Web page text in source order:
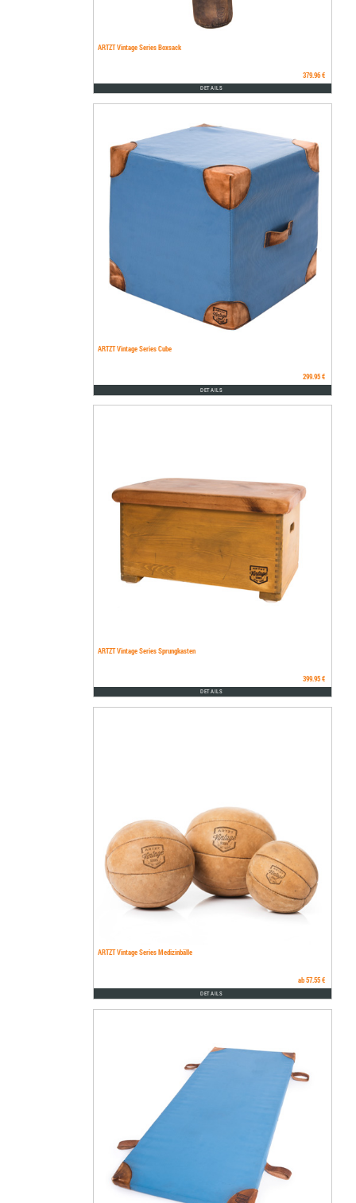
ARTZT Vintage Series Boxsack
379.96 €
DETAILS
ARTZT Vintage Series Cube
299.95 €
DETAILS
ARTZT Vintage Series Sprungkasten
399.95 €
DETAILS
ARTZT Vintage Series Medizinbälle
ab 57.55 €
DETAILS